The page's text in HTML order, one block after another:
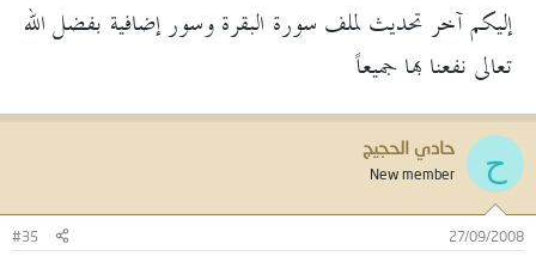
إليكم آخر تحديث لملف سورة البقرة وسور إضافية بفضل الله
تعالى نفعنا بها جميعاً
ح حادي الحجيج
New member
27/09/2008
#35